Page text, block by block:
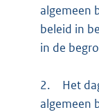
algemeen
beleid in
in de
2.
Het
algemeen